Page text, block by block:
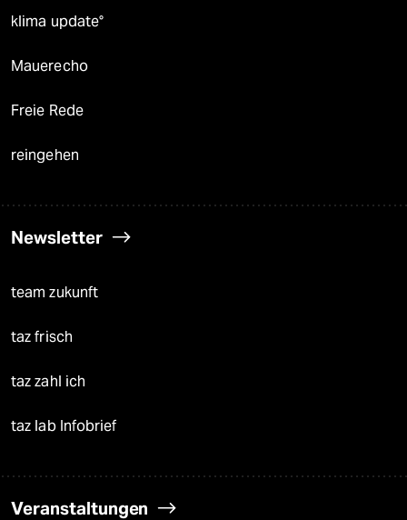
klima update°
Mauerecho
Freie Rede
reingehen
Newsletter
team zukunft
taz frisch
taz zahl ich
taz lab Infobrief
Veranstaltungen